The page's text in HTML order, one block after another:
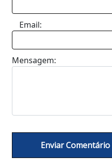
Email:
Mensagem: